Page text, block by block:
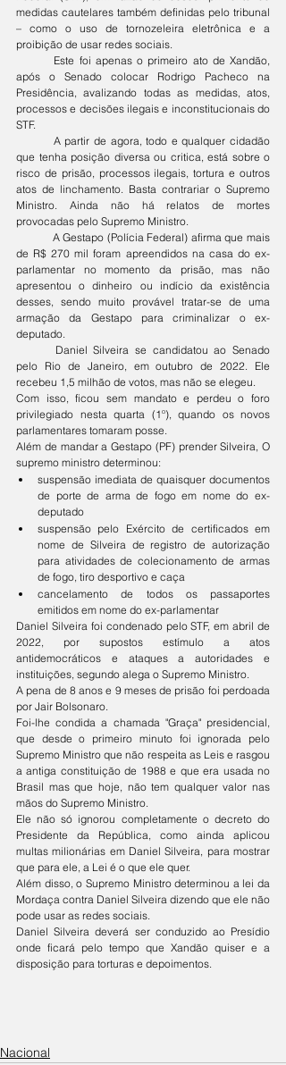
medidas cautelares também definidas pelo tribunal
– como o uso de tornozeleira eletrônica e a
proibição de usar redes sociais.
após o Senado colocar Rodrigo Pacheco na
Presidência, avalizando todas as medidas, atos,
processos e decisões ilegais e inconstitucionais do
STF.
que tenha posição diversa ou critica, está sobre o
risco de prisão, processos ilegais, tortura e outros
atos de linchamento. Basta contrariar o Supremo
Ministro. Ainda não há relatos de mortes
provocadas pelo Supremo Ministro.
de R$ 270 mil foram apreendidos na casa do ex-
parlamentar no momento da prisão, mas não
apresentou o dinheiro ou indício da existência
desses, sendo muito provável tratar-se de uma
armação da Gestapo para criminalizar o ex-
deputado.
pelo Rio de Janeiro, em outubro de 2022. Ele
recebeu 1,5 milhão de votos, mas não se elegeu.
Com isso, ficou sem mandato e perdeu o foro
privilegiado nesta quarta (1º), quando os novos
parlamentares tomaram posse.
Além de mandar a Gestapo (PF) prender Silveira, O
supremo ministro determinou:
suspensão imediata de quaisquer documentos
de porte de arma de fogo em nome do ex-
deputado
suspensão pelo Exército de certificados em
nome de Silveira de registro de autorização
para atividades de colecionamento de armas
de fogo, tiro desportivo e caça
cancelamento de todos os passaportes
emitidos em nome do ex-parlamentar
Daniel Silveira foi condenado pelo STF, em abril de
2022, por supostos estímulo a atos
antidemocráticos e ataques a autoridades e
instituições, segundo alega o Supremo Ministro.
A pena de 8 anos e 9 meses de prisão foi perdoada
por Jair Bolsonaro.
Foi-lhe condida a chamada "Graça" presidencial,
que desde o primeiro minuto foi ignorada pelo
Supremo Ministro que não respeita as Leis e rasgou
a antiga constituição de 1988 e que era usada no
Brasil mas que hoje, não tem qualquer valor nas
mãos do Supremo Ministro.
Ele não só ignorou completamente o decreto do
Presidente da República, como ainda aplicou
multas milionárias em Daniel Silveira, para mostrar
que para ele, a Lei é o que ele quer.
Além disso, o Supremo Ministro determinou a lei da
Mordaça contra Daniel Silveira dizendo que ele não
pode usar as redes sociais.
Daniel Silveira deverá ser conduzido ao Presídio
onde ficará pelo tempo que Xandão quiser e a
disposição para torturas e depoimentos.
Nacional